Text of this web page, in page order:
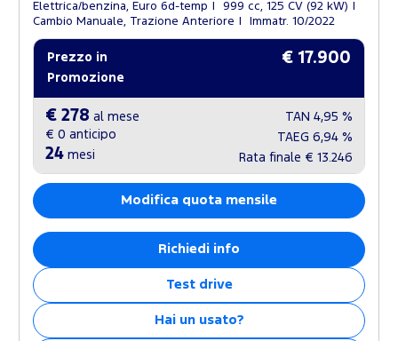
Elettrica/benzina, Euro 6d-temp
999 cc, 125 CV (92 kW)
Cambio Manuale, Trazione Anteriore
Immatr. 10/2022
Prezzo in
Promozione
€ 17.900
€ 278 al mese
€ 0 anticipo
24 mesi
TAN 4,95 %
TAEG 6,94 %
Rata finale € 13.246
Modifica quota mensile
Richiedi info
Test drive
Hai un usato?